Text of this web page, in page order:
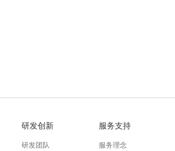
研发创新
研发团队
服务支持
服务理念